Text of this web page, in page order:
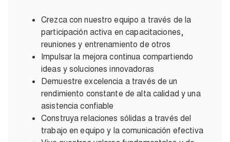
Crezca con nuestro equipo a través de la
participación activa en capacitaciones,
reuniones y entrenamiento de otros
Impulsar la mejora continua compartiendo
ideas y soluciones innovadoras
Demuestre excelencia a través de un
rendimiento constante de alta calidad y una
asistencia confiable
Construya relaciones sólidas a través del
trabajo en equipo y la comunicación efectiva